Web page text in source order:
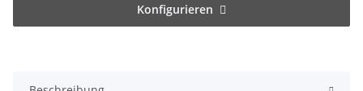
Konfigurieren